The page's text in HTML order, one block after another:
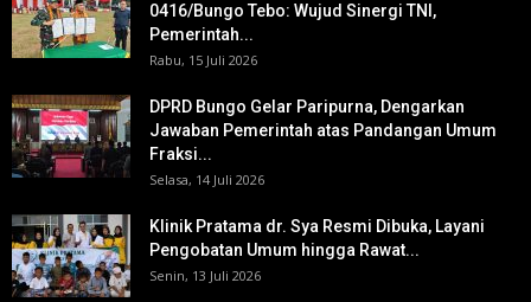
0416/Bungo Tebo: Wujud Sinergi TNI,
Pemerintah...
Rabu, 15 Juli 2026
DPRD Bungo Gelar Paripurna, Dengarkan
Jawaban Pemerintah atas Pandangan Umum
Fraksi...
Selasa, 14 Juli 2026
Klinik Pratama dr. Sya Resmi Dibuka, Layani
Pengobatan Umum hingga Rawat...
Senin, 13 Juli 2026